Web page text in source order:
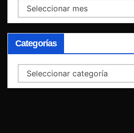
Archivos
Categorías
Categorías